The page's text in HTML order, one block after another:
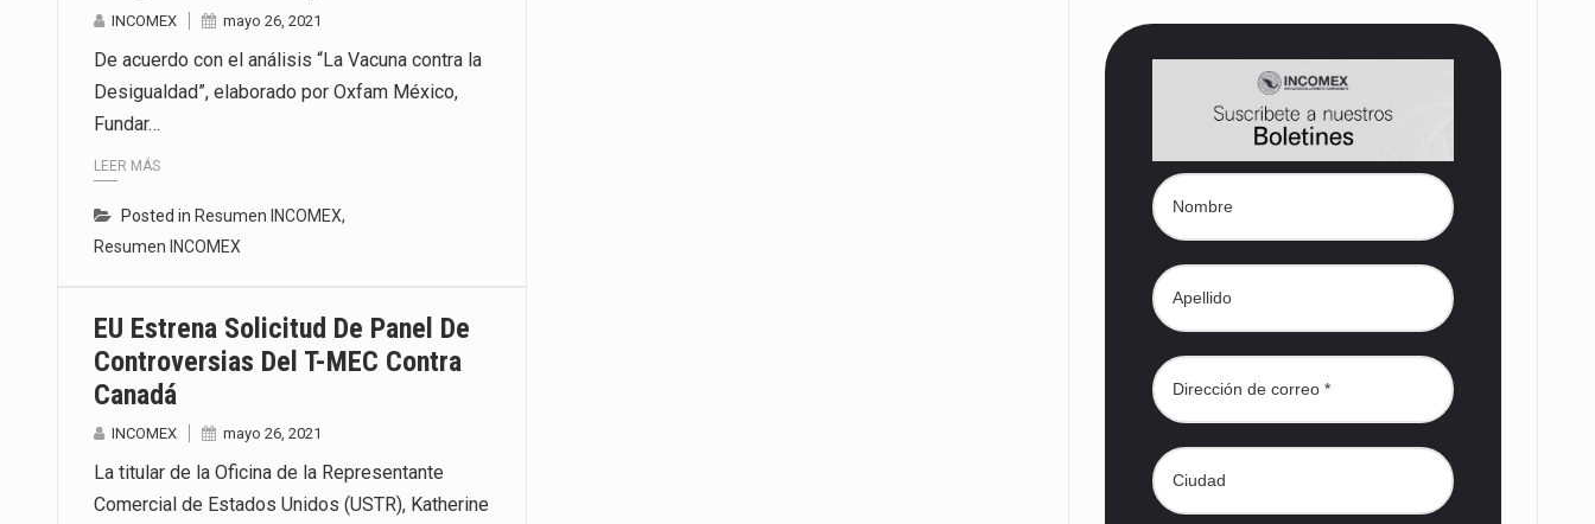
El derecho a la previsibilidad de los horarios de trabajo en turnos rotativos podría ser…
La industria manufacturera de exportación afiliada a Index en Nuevo León ha alcanzado hasta 10%…
Las métricas tradicionales de los parques industriales —absorción, ocupación y metros cuadrados desarrollados— resultan insuficientes…
El Tribunal Federal de Justicia Administrativa (TFJA), a través de su Segunda Sala Regional en…
INCOMEX mayo 26, 2021
De acuerdo con el análisis “La Vacuna contra la
Desigualdad”, elaborado por Oxfam México,
Fundar…
LEER MÁS
Posted in Resumen INCOMEX,
Resumen INCOMEX
EU Estrena Solicitud De Panel De
Controversias Del T-MEC Contra
Canadá
INCOMEX mayo 26, 2021
La titular de la Oficina de la Representante
Comercial de Estados Unidos (USTR), Katherine